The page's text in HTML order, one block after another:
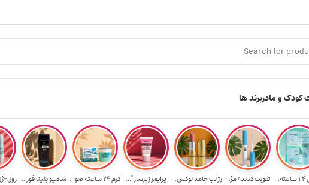
هدیه برای خرید ارسال رایگان برای خرید ۳.۵ میلیون به یالا
کودک و مادربرند ها
تقویت‌ کننده مژ... رژ لب جامد لوکس... پرایمر زیرساز آ... کرم 24 ساعته صو... شامپو بلیتا فور... رول-